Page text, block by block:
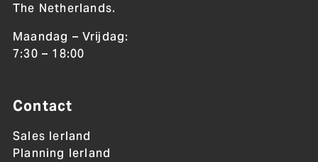
The Netherlands.
Maandag – Vrijdag:
7:30 – 18:00
Contact
Sales Ierland
Planning Ierland